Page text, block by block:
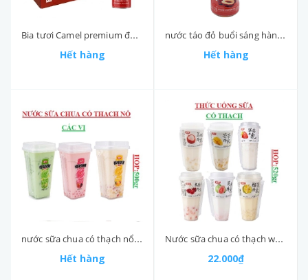
Bia tươi Camel premium độ cồn 4.5% lon 1 lít
Hết hàng
nước táo đỏ buổi sáng hàn quốc Morning jujube Woongjin chai 500ml
Hết hàng
nước sữa chua có thạch nổ weibao hộp 500gr
Hết hàng
Nước sữa chua có thạch weibao hộp 520gr
22.000₫